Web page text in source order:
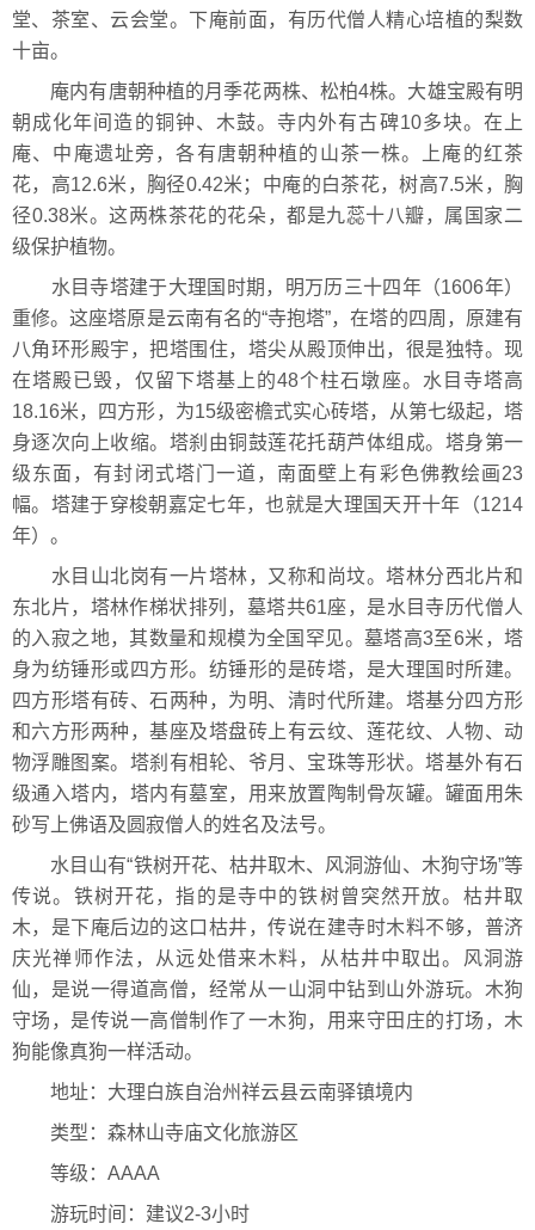
堂、茶室、云会堂。下庵前面，有历代僧人精心培植的梨数
十亩。
庵内有唐朝种植的月季花两株、松柏4株。大雄宝殿有明
朝成化年间造的铜钟、木鼓。寺内外有古碑10多块。在上
庵、中庵遗址旁，各有唐朝种植的山茶一株。上庵的红茶
花，高12.6米，胸径0.42米；中庵的白茶花，树高7.5米，胸
径0.38米。这两株茶花的花朵，都是九蕊十八瓣，属国家二
级保护植物。
水目寺塔建于大理国时期，明万历三十四年（1606年）
重修。这座塔原是云南有名的“寺抱塔”，在塔的四周，原建有
八角环形殿宇，把塔围住，塔尖从殿顶伸出，很是独特。现
在塔殿已毁，仅留下塔基上的48个柱石墩座。水目寺塔高
18.16米，四方形，为15级密檐式实心砖塔，从第七级起，塔
身逐次向上收缩。塔刹由铜鼓莲花托葫芦体组成。塔身第一
级东面，有封闭式塔门一道，南面壁上有彩色佛教绘画23
幅。塔建于穿梭朝嘉定七年，也就是大理国天开十年（1214
年）。
水目山北岗有一片塔林，又称和尚坟。塔林分西北片和
东北片，塔林作梯状排列，墓塔共61座，是水目寺历代僧人
的入寂之地，其数量和规模为全国罕见。墓塔高3至6米，塔
身为纺锤形或四方形。纺锤形的是砖塔，是大理国时所建。
四方形塔有砖、石两种，为明、清时代所建。塔基分四方形
和六方形两种，基座及塔盘砖上有云纹、莲花纹、人物、动
物浮雕图案。塔刹有相轮、爷月、宝珠等形状。塔基外有石
级通入塔内，塔内有墓室，用来放置陶制骨灰罐。罐面用朱
砂写上佛语及圆寂僧人的姓名及法号。
水目山有“铁树开花、枯井取木、风洞游仙、木狗守场”等
传说。铁树开花，指的是寺中的铁树曾突然开放。枯井取
木，是下庵后边的这口枯井，传说在建寺时木料不够，普济
庆光禅师作法，从远处借来木料，从枯井中取出。风洞游
仙，是说一得道高僧，经常从一山洞中钻到山外游玩。木狗
守场，是传说一高僧制作了一木狗，用来守田庄的打场，木
狗能像真狗一样活动。
地址：大理白族自治州祥云县云南驿镇境内
类型：森林山寺庙文化旅游区
等级：AAAA
游玩时间：建议2-3小时